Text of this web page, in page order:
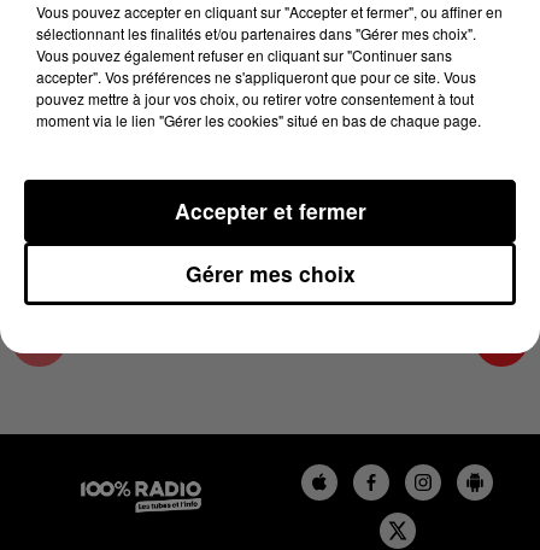
24 juin 2024 - 1 min 14 sec
L'AGENDA DU COMMINGES DU 24/06/2024 À
07H49
L'AGENDA DU COMMINGES
Vous pouvez accepter en cliquant sur "Accepter et fermer", ou affiner en
sélectionnant les finalités et/ou partenaires dans "Gérer mes choix".
Vous pouvez également refuser en cliquant sur "Continuer sans
accepter". Vos préférences ne s'appliqueront que pour ce site. Vous
pouvez mettre à jour vos choix, ou retirer votre consentement à tout
moment via le lien "Gérer les cookies" situé en bas de chaque page.
Gérer mes choix
Accepter et fermer